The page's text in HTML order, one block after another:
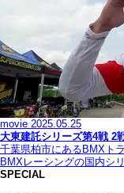
movie 2025.05.25
大東建託シリーズ第4戦 2
千葉県柏市にあるBMXト
BMXレーシングの国内シ
SPECIAL